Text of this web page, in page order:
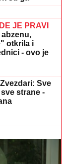
SVOJE
ušao u